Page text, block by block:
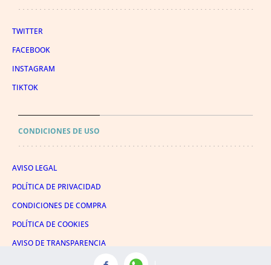
TWITTER
FACEBOOK
INSTAGRAM
TIKTOK
CONDICIONES DE USO
AVISO LEGAL
POLÍTICA DE PRIVACIDAD
CONDICIONES DE COMPRA
POLÍTICA DE COOKIES
AVISO DE TRANSPARENCIA